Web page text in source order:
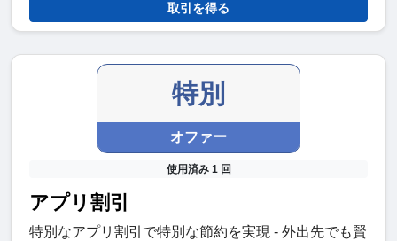
取引を得る
特別
オファー
使用済み 1 回
アプリ割引
特別なアプリ割引で特別な節約を実現 - 外出先でも賢